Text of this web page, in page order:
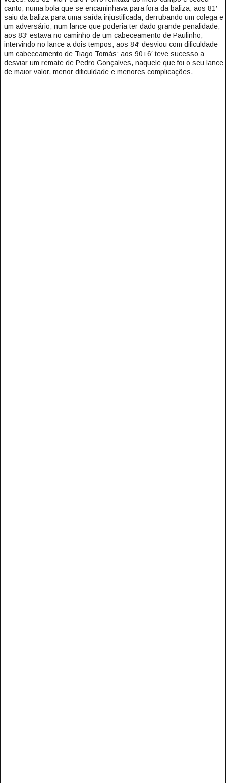
canto, numa bola que se encaminhava para fora da baliza; aos 81′
saiu da baliza para uma saída injustificada, derrubando um colega e
um adversário, num lance que poderia ter dado grande penalidade;
aos 83′ estava no caminho de um cabeceamento de Paulinho,
intervindo no lance a dois tempos; aos 84′ desviou com dificuldade
um cabeceamento de Tiago Tomás; aos 90+6′ teve sucesso a
desviar um remate de Pedro Gonçalves, naquele que foi o seu lance
de maior valor, menor dificuldade e menores complicações.